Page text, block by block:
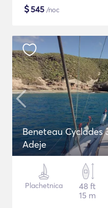
$545 /noc
Beneteau Cyclades
Adeje
Plachetnica
48 ft
15 m